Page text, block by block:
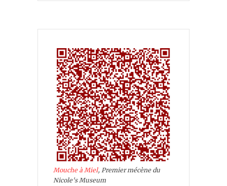
Mouche à Miel, Premier mécène du
Nicole's Museum